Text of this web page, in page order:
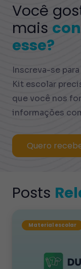
Você
mais
esse?
Inscreva-se
Kit escolar
que você nos
informações
Quero
Posts
Material escolar